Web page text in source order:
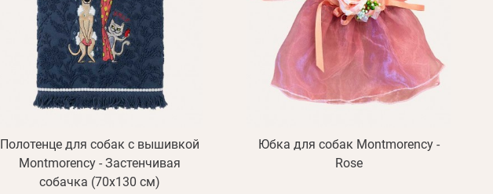
Полотенце для собак с вышивкой
Montmorency - Застенчивая
собачка (70х130 см)
Юбка для собак Montmorency -
Rose